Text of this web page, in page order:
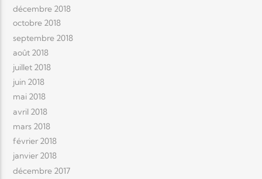
décembre 2018
octobre 2018
septembre 2018
août 2018
juillet 2018
juin 2018
mai 2018
avril 2018
mars 2018
février 2018
janvier 2018
décembre 2017